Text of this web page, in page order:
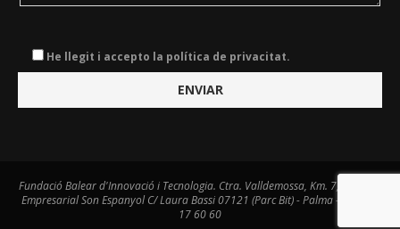
He llegit i accepto la política de privacitat.
Fundació Balear d'Innovació i Tecnologia. Ctra. Valldemossa, Km. 7,4. Centre
Empresarial Son Espanyol C/ Laura Bassi 07121 (Parc Bit) - Palma - Tel. 971
17 60 60